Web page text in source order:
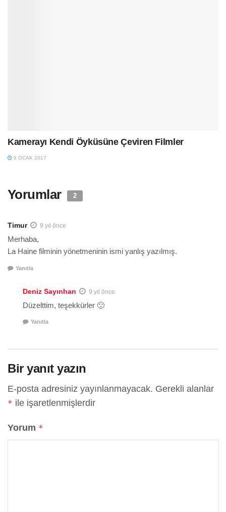
Kamerayı Kendi Öyküsüne Çeviren Filmler
6 OCAK 2017
Yorumlar 2
Timur 9 yıl önce
Merhaba,
La Haine filminin yönetmeninin ismi yanlış yazılmış.
Yanıtla
Deniz Sayınhan 9 yıl önce
Düzelttim, teşekkürler 🙂
Yanıtla
Bir yanıt yazın
E-posta adresiniz yayınlanmayacak. Gerekli alanlar
* ile işaretlenmişlerdir
Yorum *